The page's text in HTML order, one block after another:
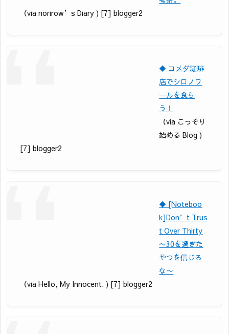
（via norirow’s Diary ) [7] blogger2
◆ コメダ珈琲
店でシロノワ
ールを食ら
う！
（via こっそり
始める Blog )
[7] blogger2
◆ [Noteboo
k]Don’t Trus
t Over Thirty
〜30を過ぎた
やつを信じる
な〜
（via Hello, My Innocent. ) [7] blogger2